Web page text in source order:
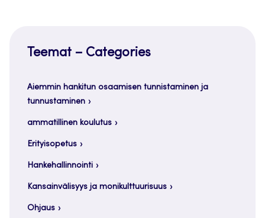
Teemat – Categories
Aiemmin hankitun osaamisen tunnistaminen ja
tunnustaminen
ammatillinen koulutus
Erityisopetus
Hankehallinnointi
Kansainvälisyys ja monikulttuurisuus
Ohjaus